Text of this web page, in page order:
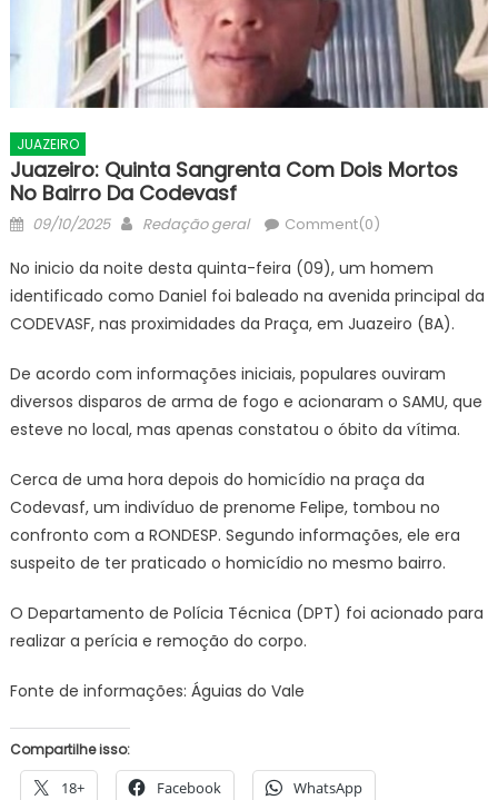
JUAZEIRO
Juazeiro: Quinta Sangrenta Com Dois Mortos
No Bairro Da Codevasf
Posted
09/10/2025 Author
Redação geral Comment(0)
No inicio da noite desta quinta-feira (09), um homem
identificado como Daniel foi baleado na avenida principal da
CODEVASF, nas proximidades da Praça, em Juazeiro (BA).
De acordo com informações iniciais, populares ouviram
diversos disparos de arma de fogo e acionaram o SAMU, que
esteve no local, mas apenas constatou o óbito da vítima.
Cerca de uma hora depois do homicídio na praça da
Codevasf, um indivíduo de prenome Felipe, tombou no
confronto com a RONDESP. Segundo informações, ele era
suspeito de ter praticado o homicídio no mesmo bairro.
O Departamento de Polícia Técnica (DPT) foi acionado para
realizar a perícia e remoção do corpo.
Fonte de informações: Águias do Vale
Compartilhe isso:
18+ Facebook WhatsApp